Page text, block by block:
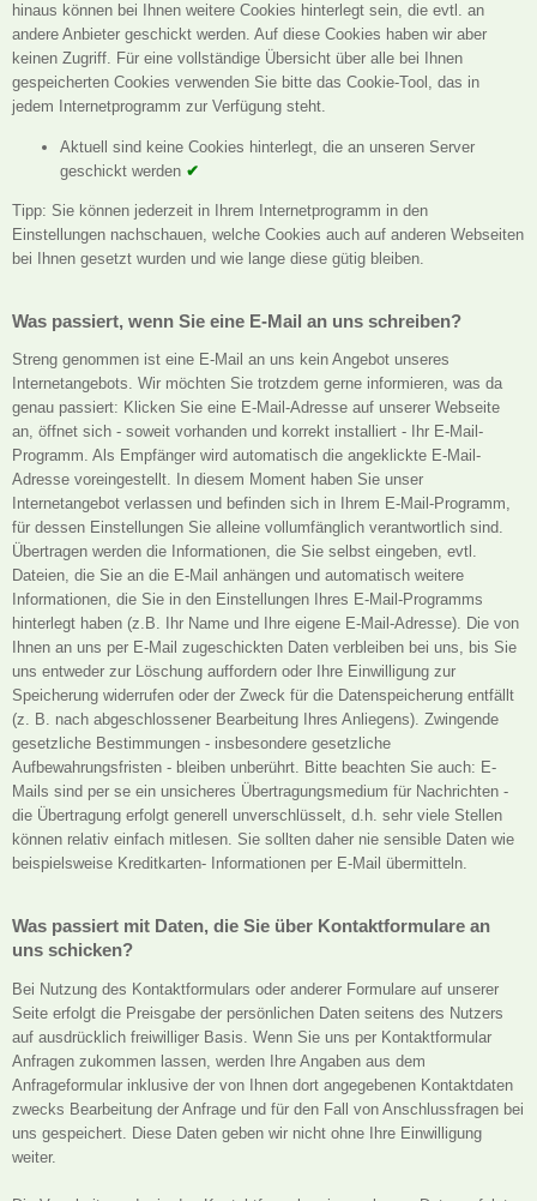
hinaus können bei Ihnen weitere Cookies hinterlegt sein, die evtl. an
andere Anbieter geschickt werden. Auf diese Cookies haben wir aber
keinen Zugriff. Für eine vollständige Übersicht über alle bei Ihnen
gespeicherten Cookies verwenden Sie bitte das Cookie-Tool, das in
jedem Internetprogramm zur Verfügung steht.
Aktuell sind keine Cookies hinterlegt, die an unseren Server
geschickt werden ✔
Tipp: Sie können jederzeit in Ihrem Internetprogramm in den
Einstellungen nachschauen, welche Cookies auch auf anderen Webseiten
bei Ihnen gesetzt wurden und wie lange diese gütig bleiben.
Was passiert, wenn Sie eine E-Mail an uns schreiben?
Streng genommen ist eine E-Mail an uns kein Angebot unseres
Internetangebots. Wir möchten Sie trotzdem gerne informieren, was da
genau passiert: Klicken Sie eine E-Mail-Adresse auf unserer Webseite
an, öffnet sich - soweit vorhanden und korrekt installiert - Ihr E-Mail-
Programm. Als Empfänger wird automatisch die angeklickte E-Mail-
Adresse voreingestellt. In diesem Moment haben Sie unser
Internetangebot verlassen und befinden sich in Ihrem E-Mail-Programm,
für dessen Einstellungen Sie alleine vollumfänglich verantwortlich sind.
Übertragen werden die Informationen, die Sie selbst eingeben, evtl.
Dateien, die Sie an die E-Mail anhängen und automatisch weitere
Informationen, die Sie in den Einstellungen Ihres E-Mail-Programms
hinterlegt haben (z.B. Ihr Name und Ihre eigene E-Mail-Adresse). Die von
Ihnen an uns per E-Mail zugeschickten Daten verbleiben bei uns, bis Sie
uns entweder zur Löschung auffordern oder Ihre Einwilligung zur
Speicherung widerrufen oder der Zweck für die Datenspeicherung entfällt
(z. B. nach abgeschlossener Bearbeitung Ihres Anliegens). Zwingende
gesetzliche Bestimmungen - insbesondere gesetzliche
Aufbewahrungsfristen - bleiben unberührt. Bitte beachten Sie auch: E-
Mails sind per se ein unsicheres Übertragungsmedium für Nachrichten -
die Übertragung erfolgt generell unverschlüsselt, d.h. sehr viele Stellen
können relativ einfach mitlesen. Sie sollten daher nie sensible Daten wie
beispielsweise Kreditkarten- Informationen per E-Mail übermitteln.
Was passiert mit Daten, die Sie über Kontaktformulare an
uns schicken?
Bei Nutzung des Kontaktformulars oder anderer Formulare auf unserer
Seite erfolgt die Preisgabe der persönlichen Daten seitens des Nutzers
auf ausdrücklich freiwilliger Basis. Wenn Sie uns per Kontaktformular
Anfragen zukommen lassen, werden Ihre Angaben aus dem
Anfrageformular inklusive der von Ihnen dort angegebenen Kontaktdaten
zwecks Bearbeitung der Anfrage und für den Fall von Anschlussfragen bei
uns gespeichert. Diese Daten geben wir nicht ohne Ihre Einwilligung
weiter.